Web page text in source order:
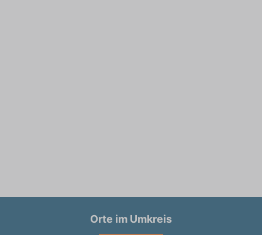
Orte im Umkreis